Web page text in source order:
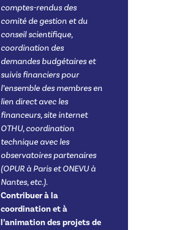
comptes-rendus des
comité de gestion et du
conseil scientifique,
coordination des
demandes budgétaires et
suivis financiers pour
l’ensemble des membres en
lien direct avec les
financeurs, site internet
OTHU, coordination
technique avec les
observatoires partenaires
(OPUR à Paris et ONEVU à
Nantes, etc.).
Contribuer à la
coordination et à
l’animation des projets de